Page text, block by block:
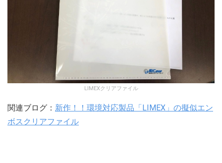
LIMEXクリアファイル
関連ブログ： 新作！！環境対応製品「LIMEX」の擬似エン
ボスクリアファイル